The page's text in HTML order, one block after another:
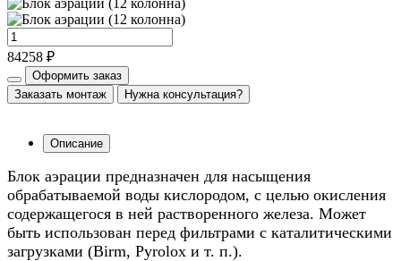
84258 ₽
Оформить заказ
Заказать монтаж
Нужна консультация?
Описание
Блок аэрации предназначен для насыщения
обрабатываемой воды кислородом, с целью окисления
содержащегося в ней растворенного железа. Может
быть использован перед фильтрами с каталитическими
загрузками (Birm, Pyrolox и т. п.).